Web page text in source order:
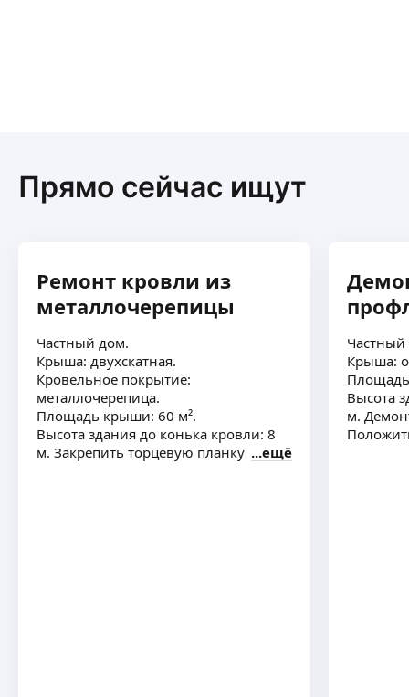
Прямо сейчас ищут
Ремонт кровли из
металлочерепицы
Частный дом.
Крыша: двухскатная.
Кровельное покрытие:
металлочерепица.
Площадь крыши: 60 м².
Высота здания до конька кровли: 8
м. Закрепить торцевую планку
ещё
Крыша:
Высота
м.